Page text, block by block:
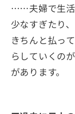
……夫婦で生活
少なすぎたり
きちんと払っ
らしていくの
があります。